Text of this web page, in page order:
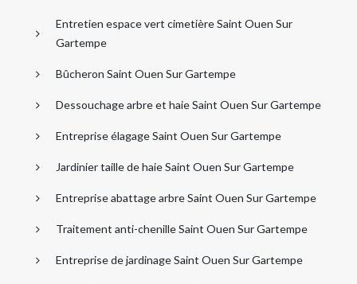
Entretien espace vert cimetière Saint Ouen Sur
Gartempe
Bûcheron Saint Ouen Sur Gartempe
Dessouchage arbre et haie Saint Ouen Sur Gartempe
Entreprise élagage Saint Ouen Sur Gartempe
Jardinier taille de haie Saint Ouen Sur Gartempe
Entreprise abattage arbre Saint Ouen Sur Gartempe
Traitement anti-chenille Saint Ouen Sur Gartempe
Entreprise de jardinage Saint Ouen Sur Gartempe